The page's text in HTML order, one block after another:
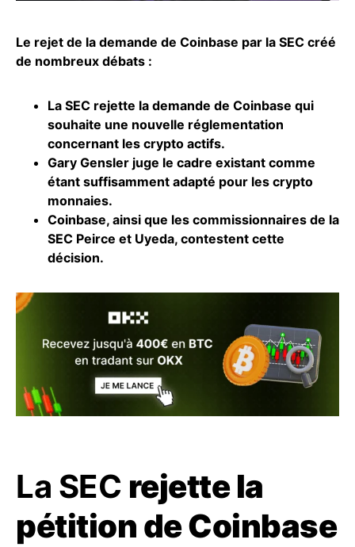
Le rejet de la demande de Coinbase par la SEC créé
de nombreux débats :
La SEC rejette la demande de Coinbase qui
souhaite une nouvelle réglementation
concernant les crypto actifs.
Gary Gensler juge le cadre existant comme
étant suffisamment adapté pour les crypto
monnaies.
Coinbase, ainsi que les commissionnaires de la
SEC Peirce et Uyeda, contestent cette
décision.
La SEC rejette la
pétition de Coinbase